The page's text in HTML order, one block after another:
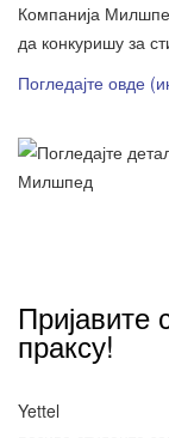
Компанија
да конкуришу за
Погледајте овде
Пријавите
праксу!
Yettel